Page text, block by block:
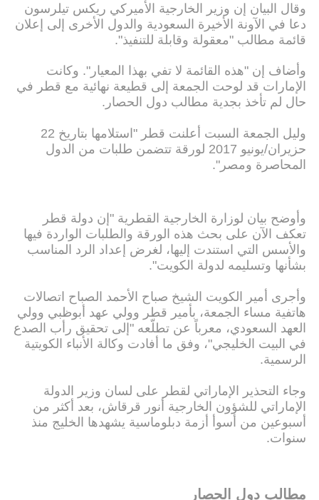
وقال البيان إن وزير الخارجية الأميركي ريكس تيلرسون
دعا في الآونة الأخيرة السعودية والدول الأخرى إلى إعلان
قائمة مطالب "معقولة وقابلة للتنفيذ".
وأضاف إن "هذه القائمة لا تفي بهذا المعيار". وكانت
الإمارات قد لوحت الجمعة إلى قطيعة نهائية مع قطر في
حال لم تأخذ بجدية مطالب دول الحصار.
وليل الجمعة السبت أعلنت قطر "استلامها بتاريخ 22
حزيران/يونيو 2017 لورقة تتضمن طلبات من الدول
المحاصرة ومصر".
وأوضح بيان لوزارة الخارجية القطرية "إن دولة قطر
تعكف الآن على بحث هذه الورقة والطلبات الواردة فيها
والأسس التي استندت إليها، لغرض إعداد الرد المناسب
بشأنها وتسليمه لدولة الكويت".
وأجرى أمير الكويت الشيخ صباح الأحمد الصباح اتصالات
هاتفية مساء الجمعة، بأمير قطر وولي عهد أبوظبي وولي
العهد السعودي، معرباً عن تطلّعه "إلى تحقيق رأب الصدع
في البيت الخليجي"، وفق ما أفادت وكالة الأنباء الكويتية
الرسمية.
وجاء التحذير الإماراتي لقطر على لسان وزير الدولة
الإماراتي للشؤون الخارجية أنور قرقاش، بعد أكثر من
أسبوعين من أسوأ أزمة دبلوماسية يشهدها الخليج منذ
سنوات.
مطالب دول الحصار